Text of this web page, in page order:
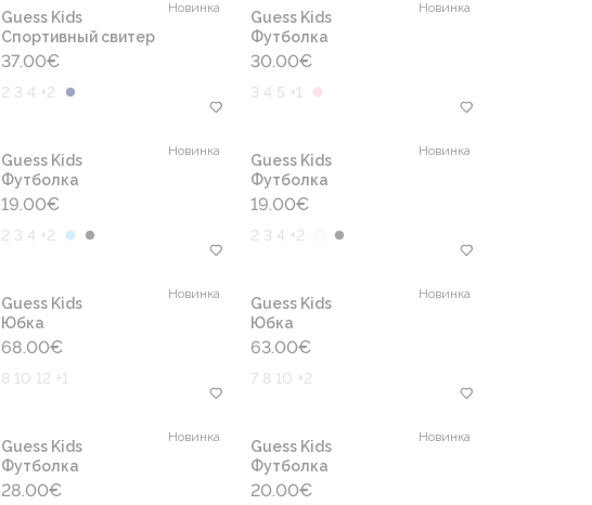
Новинка
Guess Kids
Cпортивный свитер
37.00€
2 3 4 +2
Новинка
Guess Kids
Футболка
30.00€
3 4 5 +1
Новинка
Guess Kids
Футболка
19.00€
2 3 4 +2
Новинка
Guess Kids
Футболка
19.00€
2 3 4 +2
Новинка
Guess Kids
Юбка
68.00€
8 10 12 +1
Новинка
Guess Kids
Юбка
63.00€
7 8 10 +2
Новинка
Guess Kids
Футболка
28.00€
Новинка
Guess Kids
Футболка
20.00€